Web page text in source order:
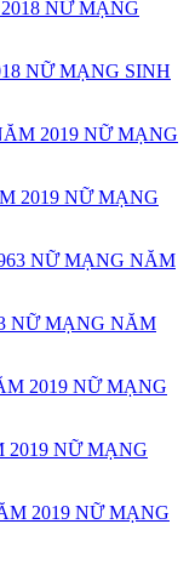
NỮ MẠNG SINH
2019 NỮ MẠNG
NỮ MẠNG NĂM
NỮ MẠNG